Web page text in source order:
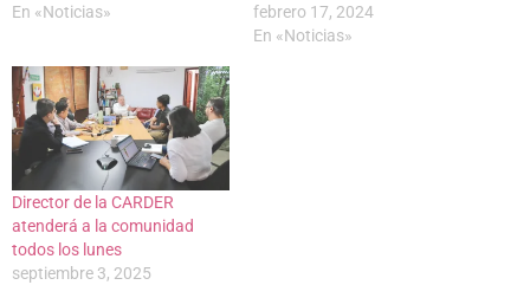
En «Noticias»
febrero 17, 2024
En «Noticias»
Director de la CARDER
atenderá a la comunidad
todos los lunes
septiembre 3, 2025